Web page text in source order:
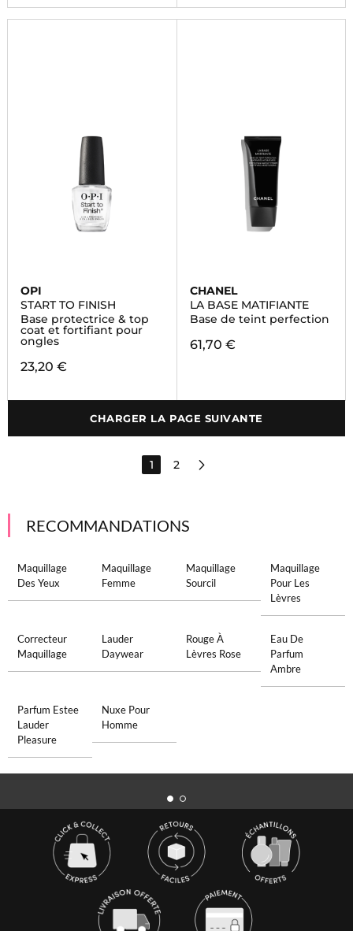
OPI
START TO FINISH
Base protectrice & top
coat et fortifiant pour
ongles
23,20 €
CHANEL
LA BASE MATIFIANTE
Base de teint perfection
61,70 €
CHARGER LA PAGE SUIVANTE
1 2
RECOMMANDATIONS
Maquillage
Des Yeux
Maquillage
Femme
Maquillage
Sourcil
Maquillage
Pour Les
Lèvres
Correcteur
Maquillage
Lauder
Daywear
Rouge À
Lèvres Rose
Eau De
Parfum
Ambre
Parfum Estee
Lauder
Pleasure
Nuxe Pour
Homme